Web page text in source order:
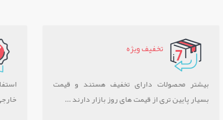
تخفيف ويژه
بیشتر محصولات دارای تخفیف هستند و قیمت
بسیار پایین تری از قیمت های روز بازار دارند ...